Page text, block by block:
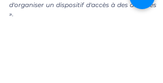
d'organiser un dispositif d'accès à des douches
».